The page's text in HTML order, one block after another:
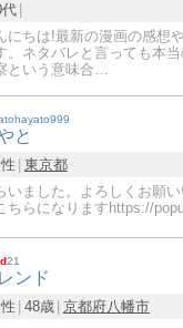
にちは!最新の漫画の感想
。ネタバレと言っても本当
という意味合…
と
東京都
いました。よろしくお願
ちらになりますhttps://
21
ンド
48歳 京都府八幡市